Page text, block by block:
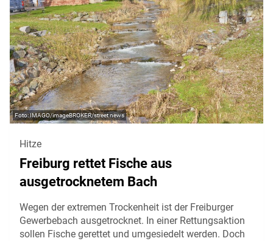
IMAGO/imageBROKER/street news
Hitze
Freiburg rettet Fische aus
ausgetrocknetem Bach
Wegen der extremen Trockenheit ist der Freiburger
Gewerbebach ausgetrocknet. In einer Rettungsaktion
sollen Fische gerettet und umgesiedelt werden. Doch